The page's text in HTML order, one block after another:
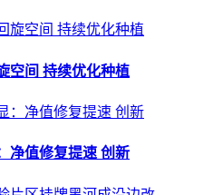
空间 持续优化种植
净值修复提速 创新